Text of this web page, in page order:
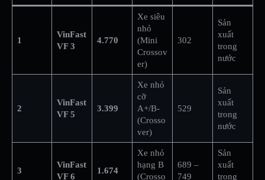
1
VinFast
VF 3
4.770
Xe siêu
nhỏ
(Mini
Crossov
er)
302
Sản
xuất
trong
nước
2
VinFast
VF 5
3.399
Xe nhỏ
cỡ
A+/B-
(Crosso
ver)
529
Sản
xuất
trong
nước
3
VinFast
VF 6
1.674
Xe nhỏ
hạng B
(Crosso
689 –
749
Sản
xuất
trong